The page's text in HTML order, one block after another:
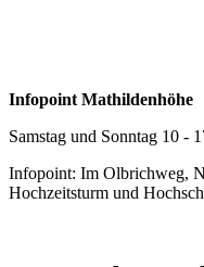
Infopoint Mathildenhöhe
Samstag und Sonntag 10 -
Infopoint: Im Olbrichweg,
Hochzeitsturm und